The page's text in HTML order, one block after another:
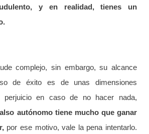
y en realidad, tienes un
complejo, sin embargo, su alcance
de éxito es de unas dimensiones
perjuicio en caso de no hacer nada,
autónomo tiene mucho que ganar
por ese motivo, vale la pena intentarlo.